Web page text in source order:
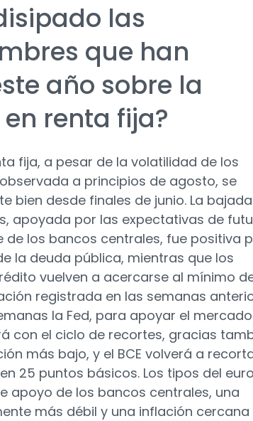
las
que han
año sobre la
renta fija?
fija, a pesar de la volatilidad de los
a principios de agosto, se
bien desde finales de junio. La
apoyada por las expectativas de
de los bancos centrales, fue positiva
la deuda pública, mientras que los
vuelven a acercarse al mínimo
registrada en las semanas
la Fed, para apoyar el mercado
con el ciclo de recortes, gracias
más bajo, y el BCE volverá a
25 puntos básicos. Los tipos del
apoyo de los bancos centrales, una
más débil y una inflación cercana